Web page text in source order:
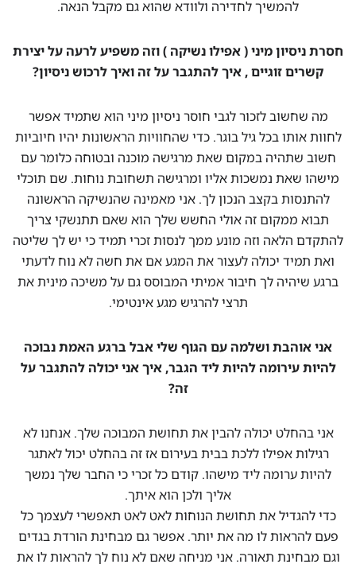
להמשיך לחדירה ולוודא שהוא גם מקבל הנאה.
חסרת ניסיון מיני ( אפילו נשיקה ) וזה משפיע לרעה על יצירת
קשרים זוגיים , איך להתגבר על זה ואיך לרכוש ניסיון?
מה שחשוב לזכור לגבי חוסר ניסיון מיני הוא שתמיד אפשר
לחוות אותו בכל גיל בוגר. כדי שהחוויות הראשונות יהיו חיוביות
חשוב שתהיה במקום שאת מרגישה מוכנה ובטוחה כלומר עם
מישהו שאת נמשכות אליו ומרגישה תשחובת נוחות. שם תוכלי
להתנסות בקצב הנכון לך. אני מאמינה שהנשיקה הראשונה
תבוא ממקום זה אולי החשש שלך הוא שאם תתנשקי צריך
להתקדם הלאה וזה מונע ממך לנסות זכרי תמיד כי יש לך שליטה
ואת תמיד יכולה לעצור את המגע אם את חשה לא נוח לדעתי
ברגע שיהיה לך חיבור אמיתי המבוסס גם על משיכה מינית את
תרצי להרגיש מגע אינטימי.
אני אוהבת ושלמה עם הגוף שלי אבל ברגע האמת נבוכה
להיות עירומה להיות ליד הגבר, איך אני יכולה להתגבר על
זה?
אני בהחלט יכולה להבין את תחושת המבוכה שלך. אנחנו לא
רגילות אפילו ללכת בבית בעירום אז זה בהחלט יכול לאתגר
להיות ערומה ליד מישהו. קודם כל זכרי כי החבר שלך נמשך
אליך ולכן הוא איתך.
כדי להגדיל את תחושת הנוחות לאט לאט תאפשרי לעצמך כל
פעם להראות לו מה את יותר. אפשר גם מבחינת הורדת בגדים
וגם מבחינת תאורה. אני מניחה שאם לא נוח לך להראות לו את